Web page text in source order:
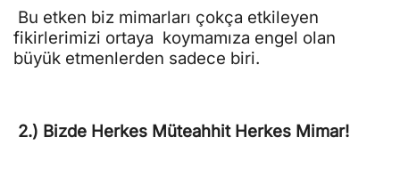
Bu etken biz mimarları çokça etkileyen
fikirlerimizi ortaya koymamıza engel olan
büyük etmenlerden sadece biri.
2.) Bizde Herkes Müteahhit Herkes Mimar!